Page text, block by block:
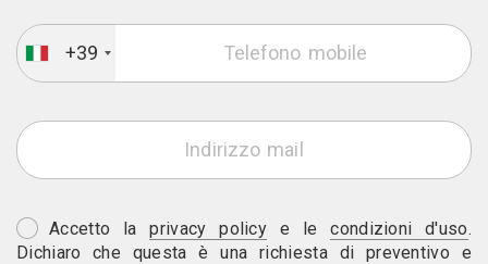
+39
Accetto laprivacy policy e lecondizioni d'uso.
Dichiaro che questa è una richiesta di preventivo e